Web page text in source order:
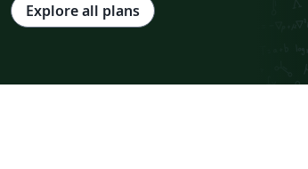
Explore all plans